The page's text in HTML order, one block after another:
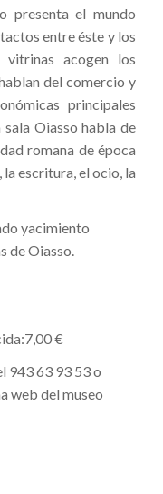
presenta el mundo
entre éste y los
acogen los
del comercio y
principales
Oiasso habla de
romana de época
escritura, el ocio, la
yacimiento
de Oiasso.
€
943 63 93 53 o
web del museo